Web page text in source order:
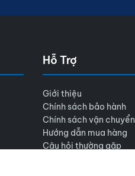
Hỗ Trợ
Giới thiệu
Chính sách bảo hành
Chính sách vận chuyển
Hướng dẫn mua hàng
Câu hỏi thường gặp